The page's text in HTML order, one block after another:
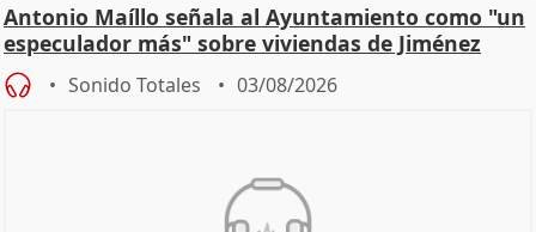
Antonio Maíllo señala al Ayuntamiento como "un
especulador más" sobre viviendas de Jiménez
Becerril
Sonido Totales 03/08/2026